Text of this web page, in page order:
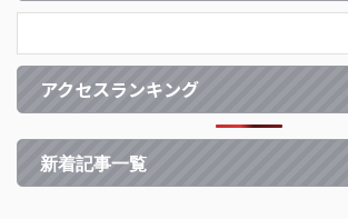
アクセスランキング
新着記事一覧